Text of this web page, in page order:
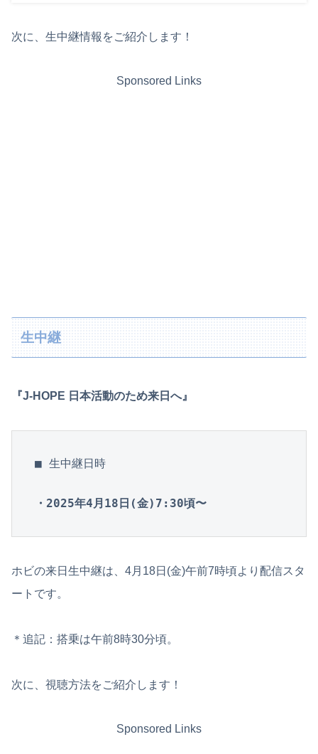
次に、生中継情報をご紹介します！
Sponsored Links
生中継
『J-HOPE 日本活動のため来日へ』
■ 生中継日時
・2025年4月18日(金)7:30頃〜
ホビの来日生中継は、4月18日(金)午前7時頃より配信スタ
ートです。
＊追記：搭乗は午前8時30分頃。
次に、視聴方法をご紹介します！
Sponsored Links